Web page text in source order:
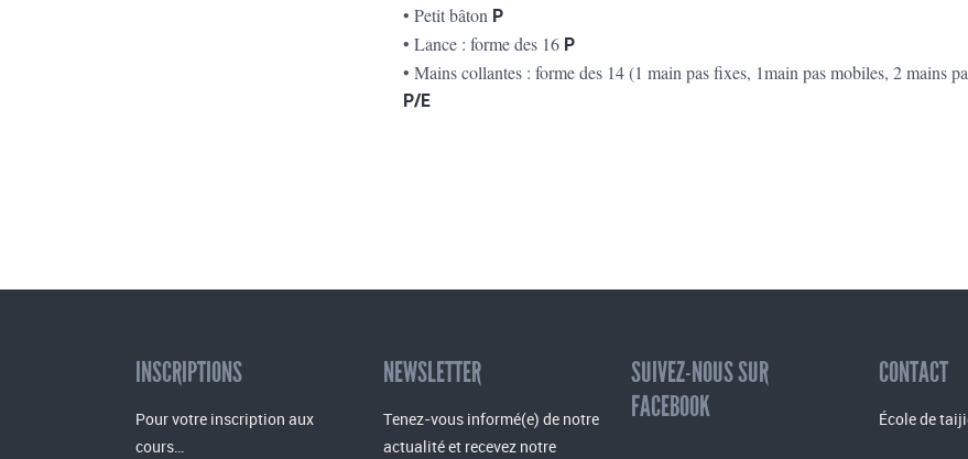
• Petit bâton P
• Lance : forme des 16 P
• Mains collantes : forme des 14 (1 main pas fixes, 1main pas mobiles, 2 mains
P/E
INSCRIPTIONS
Pour votre inscription aux
cours…
NEWSLETTER
Tenez-vous informé(e) de notre
actualité et recevez notre
SUIVEZ-NOUS SUR
FACEBOOK
CONTACT
École de